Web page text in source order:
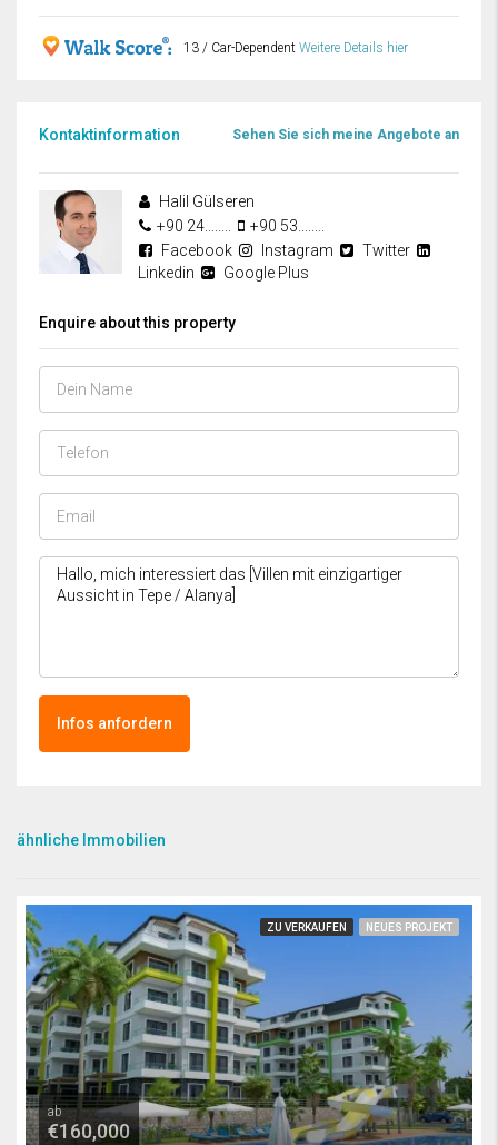
13 / Car-Dependent Weitere Details hier
Kontaktinformation Sehen Sie sich meine Angebote an
Halil Gülseren
+90 24........
+90 53........
Facebook
Instagram
Twitter
Linkedin
Google Plus
Enquire about this property
Infos anfordern
ähnliche Immobilien
ZU VERKAUFEN NEUES PROJEKT
ab
€160,000